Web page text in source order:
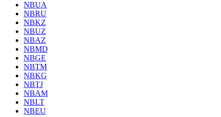
NBUA
NBRU
NBKZ
NBUZ
NBAZ
NBMD
NBGE
NBTM
NBKG
NBTJ
NBAM
NBLT
NBEU